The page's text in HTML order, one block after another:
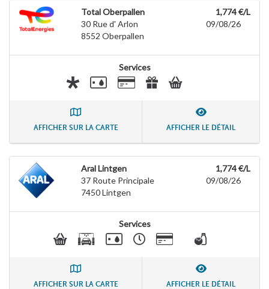
Total Oberpallen
30 Rue d' Arlon
8552 Oberpallen
1,774 €/L
09/08/26
Services
AFFICHER SUR LA CARTE AFFICHER LE DÉTAIL
Aral Lintgen
37 Route Principale
7450Lintgen
1,774 €/L
09/08/26
Services
AFFICHER SUR LA CARTE AFFICHER LE DÉTAIL